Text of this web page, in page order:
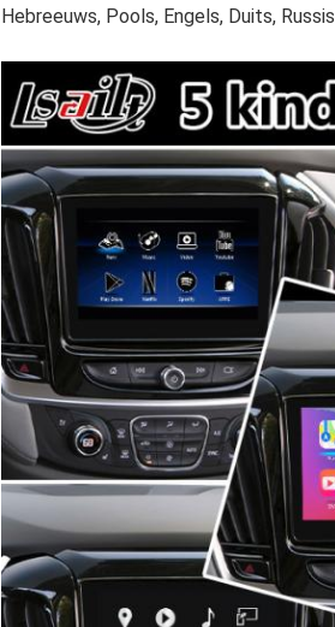
Hebreeuws, Pools, Engels, Duits,